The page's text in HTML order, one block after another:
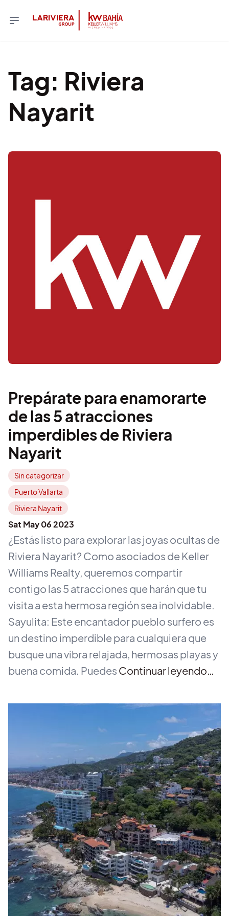
Tag: Riviera
Nayarit
Prepárate para enamorarte
de las 5 atracciones
imperdibles de Riviera
Nayarit
Sin categorizar
Puerto Vallarta
Riviera Nayarit
Sat May 06 2023
¿Estás listo para explorar las joyas ocultas de
Riviera Nayarit? Como asociados de Keller
Williams Realty, queremos compartir
contigo las 5 atracciones que harán que tu
visita a esta hermosa región sea inolvidable.
Sayulita: Este encantador pueblo surfero es
un destino imperdible para cualquiera que
busque una vibra relajada, hermosas playas y
buena comida. Puedes Continuar leyendo…